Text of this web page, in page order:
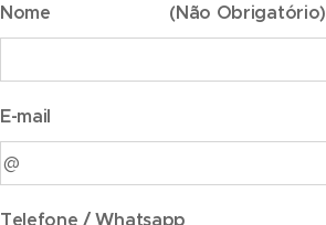
Nome (Não Obrigatório)
E-mail
Telefone / Whatsapp